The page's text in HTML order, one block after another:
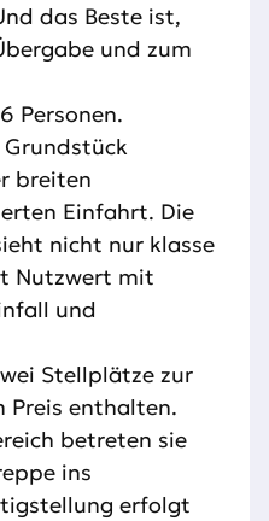
das Beste ist,
und zum
Personen.
breiten
Einfahrt. Die
nicht nur klasse
Nutzwert mit
und
Stellplätze zur
Preis enthalten.
betreten sie
ins
erfolgt